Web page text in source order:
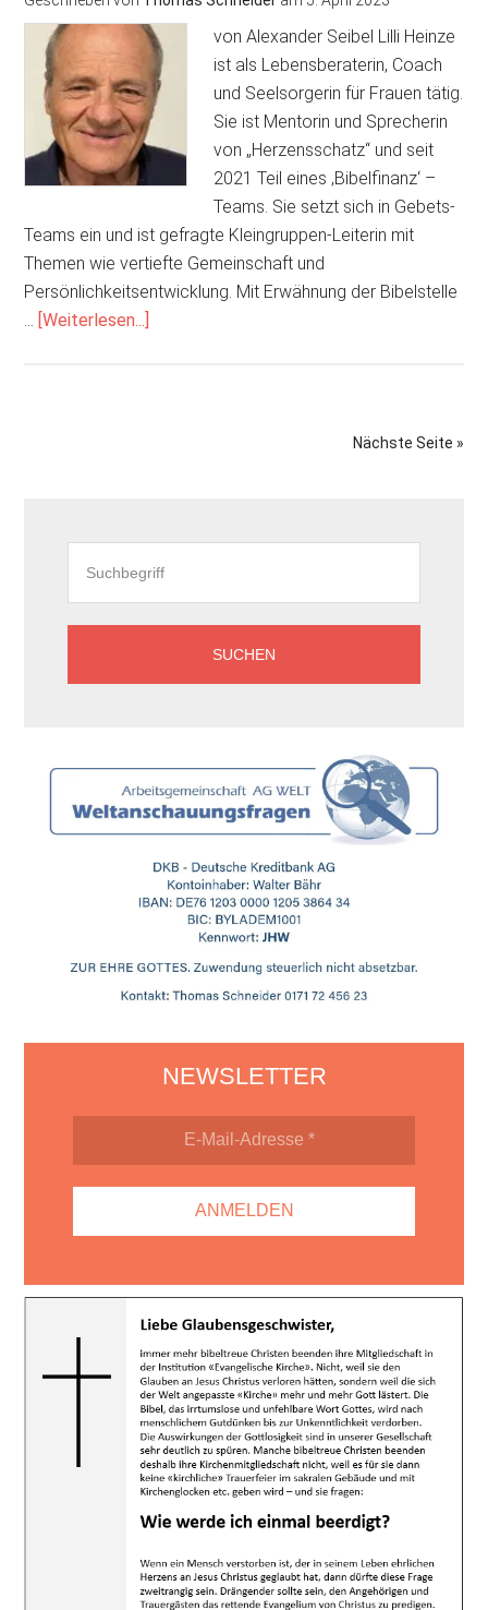
geradestehen“
von Alexander Seibel Lilli Heinze
ist als Lebensberaterin, Coach
und Seelsorgerin für Frauen tätig.
Sie ist Mentorin und Sprecherin
von „Herzensschatz“ und seit
2021 Teil eines ‚Bibelfinanz‘ –
Teams. Sie setzt sich in Gebets-
Teams ein und ist gefragte Kleingruppen-Leiterin mit
Themen wie vertiefte Gemeinschaft und
Persönlichkeitsentwicklung. Mit Erwähnung der Bibelstelle
… [Weiterlesen...]
Nächste Seite »
NEWSLETTER